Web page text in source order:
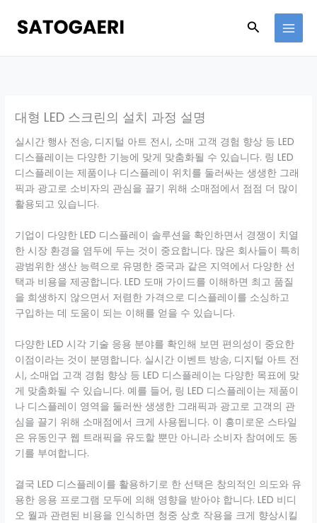
content
Search
대형 LED 스크린의 설치 과정 설명
실시간 행사 전송, 디지털 아트 전시, 소매 고객 경험 향상 등 LED
디스플레이는 다양한 기능에 맞게 맞춤화될 수 있습니다. 링 LED
디스플레이는 제품이나 디스플레이 위치를 둘러싸는 생생한 그래
픽과 광고로 소비자의 관심을 끌기 위해 소매점에서 점점 더 많이
활용되고 있습니다.
기업이 다양한 LED 디스플레이 솔루션을 확인하면서 경쟁이 치열
한 시장 환경을 염두에 두는 것이 중요합니다. 많은 회사들이 특히
광범위한 생산 능력으로 유명한 중국과 같은 지역에서 다양한 선
택과 비용을 제공합니다. LED 도매 가이드를 이해하면 최고 품질
을 희생하지 않으면서 저렴한 가격으로 디스플레이를 소싱하고
구입하는 데 도움이 되는 이해를 얻을 수 있습니다.
다양한 LED 시각 기술 응용 분야를 확인해 보면 편의성이 중요한
이점이라는 것이 분명합니다. 실시간 이벤트 방송, 디지털 아트 전
시, 소매업 고객 경험 향상 등 LED 디스플레이는 다양한 목표에 맞
게 맞춤화될 수 있습니다. 예를 들어, 링 LED 디스플레이는 제품이
나 디스플레이 영역을 둘러싼 생생한 그래픽과 광고로 고객의 관
심을 끌기 위해 소매점에서 크게 사용됩니다. 이 흥미로운 스타일
은 유동인구 웹 트래픽을 유도할 뿐만 아니라 소비자 참여에도 동
기를 부여합니다.
결국 LED 디스플레이를 활용하기로 한 선택은 창의적인 의도와 유
용한 응용 프로그램 모두에 의해 영향을 받아야 합니다. LED 비디
오 월과 관련된 비용을 인식하면 청중 상호 작용을 크게 향상시킬